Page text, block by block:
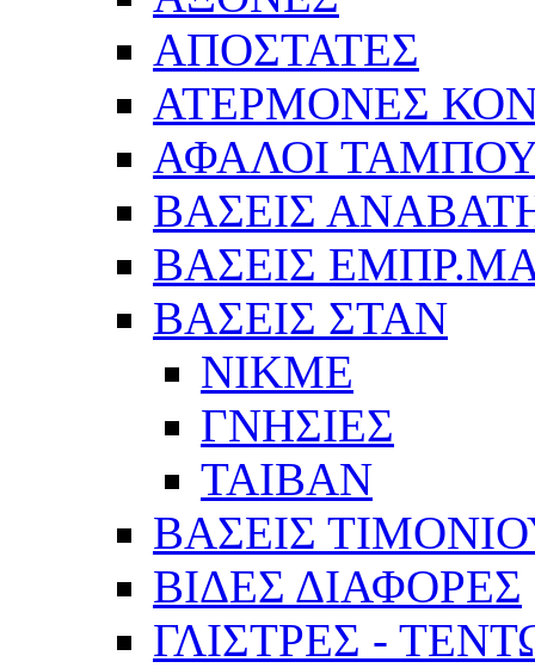
ΑΠΟΣΤΑΤΕΣ
ΑΤΕΡΜΟΝΕΣ
ΑΦΑΛΟΙ
ΒΑΣΕΙΣ
ΒΑΣΕΙΣ
ΒΑΣΕΙΣ ΣΤΑΝ
ΝΙΚΜΕ
ΓΝΗΣΙΕΣ
ΤΑΙΒΑΝ
ΒΑΣΕΙΣ
ΒΙΔΕΣ ΔΙΑΦΟΡΕΣ
ΓΛΙΣΤΡΕΣ -